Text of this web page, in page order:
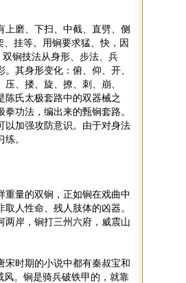
磨、下扫、中截、直劈、侧
、挂等。用锏要求猛、快，因
双锏技法从身形、步法、兵
其身形变化：俯、仰、开、
、搂、旋、撩、刺、崩、
陈氏太极套路中的双器械之
功法，编出来的甄锏套路。
以加强攻防意识。由于对身法
。
重量的双锏，正如锏在戏曲中
人性命、残人肢体的凶器。
两岸，锏打三州六府，威震山
宋时期的小说中都有秦叔宝和
风。锏是骑兵破铁甲的，就靠